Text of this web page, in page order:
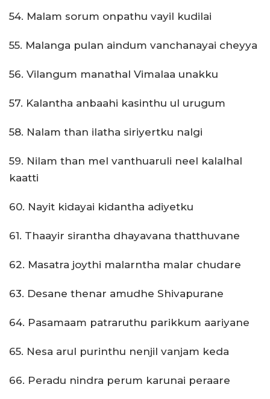
54. Malam sorum onpathu vayil kudilai
55. Malanga pulan aindum vanchanayai cheyya
56. Vilangum manathal Vimalaa unakku
57. Kalantha anbaahi kasinthu ul urugum
58. Nalam than ilatha siriyertku nalgi
59. Nilam than mel vanthuaruli neel kalalhal
kaatti
60. Nayit kidayai kidantha adiyetku
61. Thaayir sirantha dhayavana thatthuvane
62. Masatra joythi malarntha malar chudare
63. Desane thenar amudhe Shivapurane
64. Pasamaam patraruthu parikkum aariyane
65. Nesa arul purinthu nenjil vanjam keda
66. Peradu nindra perum karunai peraare